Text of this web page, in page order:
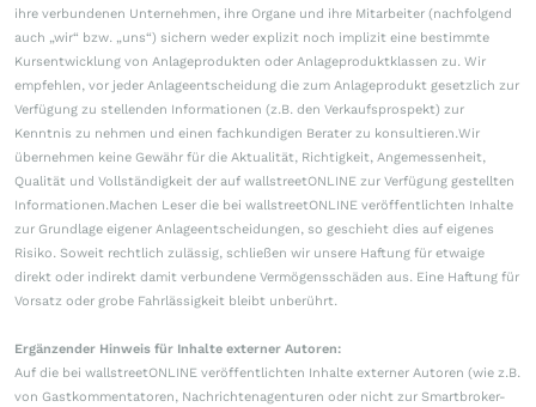
ihre verbundenen Unternehmen, ihre Organe und ihre Mitarbeiter (nachfolgend
auch „wir“ bzw. „uns“) sichern weder explizit noch implizit eine bestimmte
Kursentwicklung von Anlageprodukten oder Anlageproduktklassen zu. Wir
empfehlen, vor jeder Anlageentscheidung die zum Anlageprodukt gesetzlich zur
Verfügung zu stellenden Informationen (z.B. den Verkaufsprospekt) zur
Kenntnis zu nehmen und einen fachkundigen Berater zu konsultieren.Wir
übernehmen keine Gewähr für die Aktualität, Richtigkeit, Angemessenheit,
Qualität und Vollständigkeit der auf wallstreetONLINE zur Verfügung gestellten
Informationen.Machen Leser die bei wallstreetONLINE veröffentlichten Inhalte
zur Grundlage eigener Anlageentscheidungen, so geschieht dies auf eigenes
Risiko. Soweit rechtlich zulässig, schließen wir unsere Haftung für etwaige
direkt oder indirekt damit verbundene Vermögensschäden aus. Eine Haftung für
Vorsatz oder grobe Fahrlässigkeit bleibt unberührt.
Ergänzender Hinweis für Inhalte externer Autoren:
Auf die bei wallstreetONLINE veröffentlichten Inhalte externer Autoren (wie z.B.
von Gastkommentatoren, Nachrichtenagenturen oder nicht zur Smartbroker-